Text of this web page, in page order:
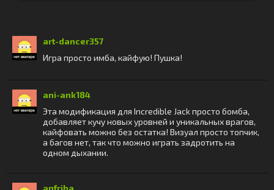
art-dancer357
Игра просто имба, кайфую! Пушка!
ani-ank184
Эта модификация для Incredible Jack просто бомба,
добавляет кучу новых уровней и уникальных врагов,
кайфовать можно без остатка! Визуал просто топчик,
а багов нет, так что можно играть задротить на
одном дыхании.
anfriba